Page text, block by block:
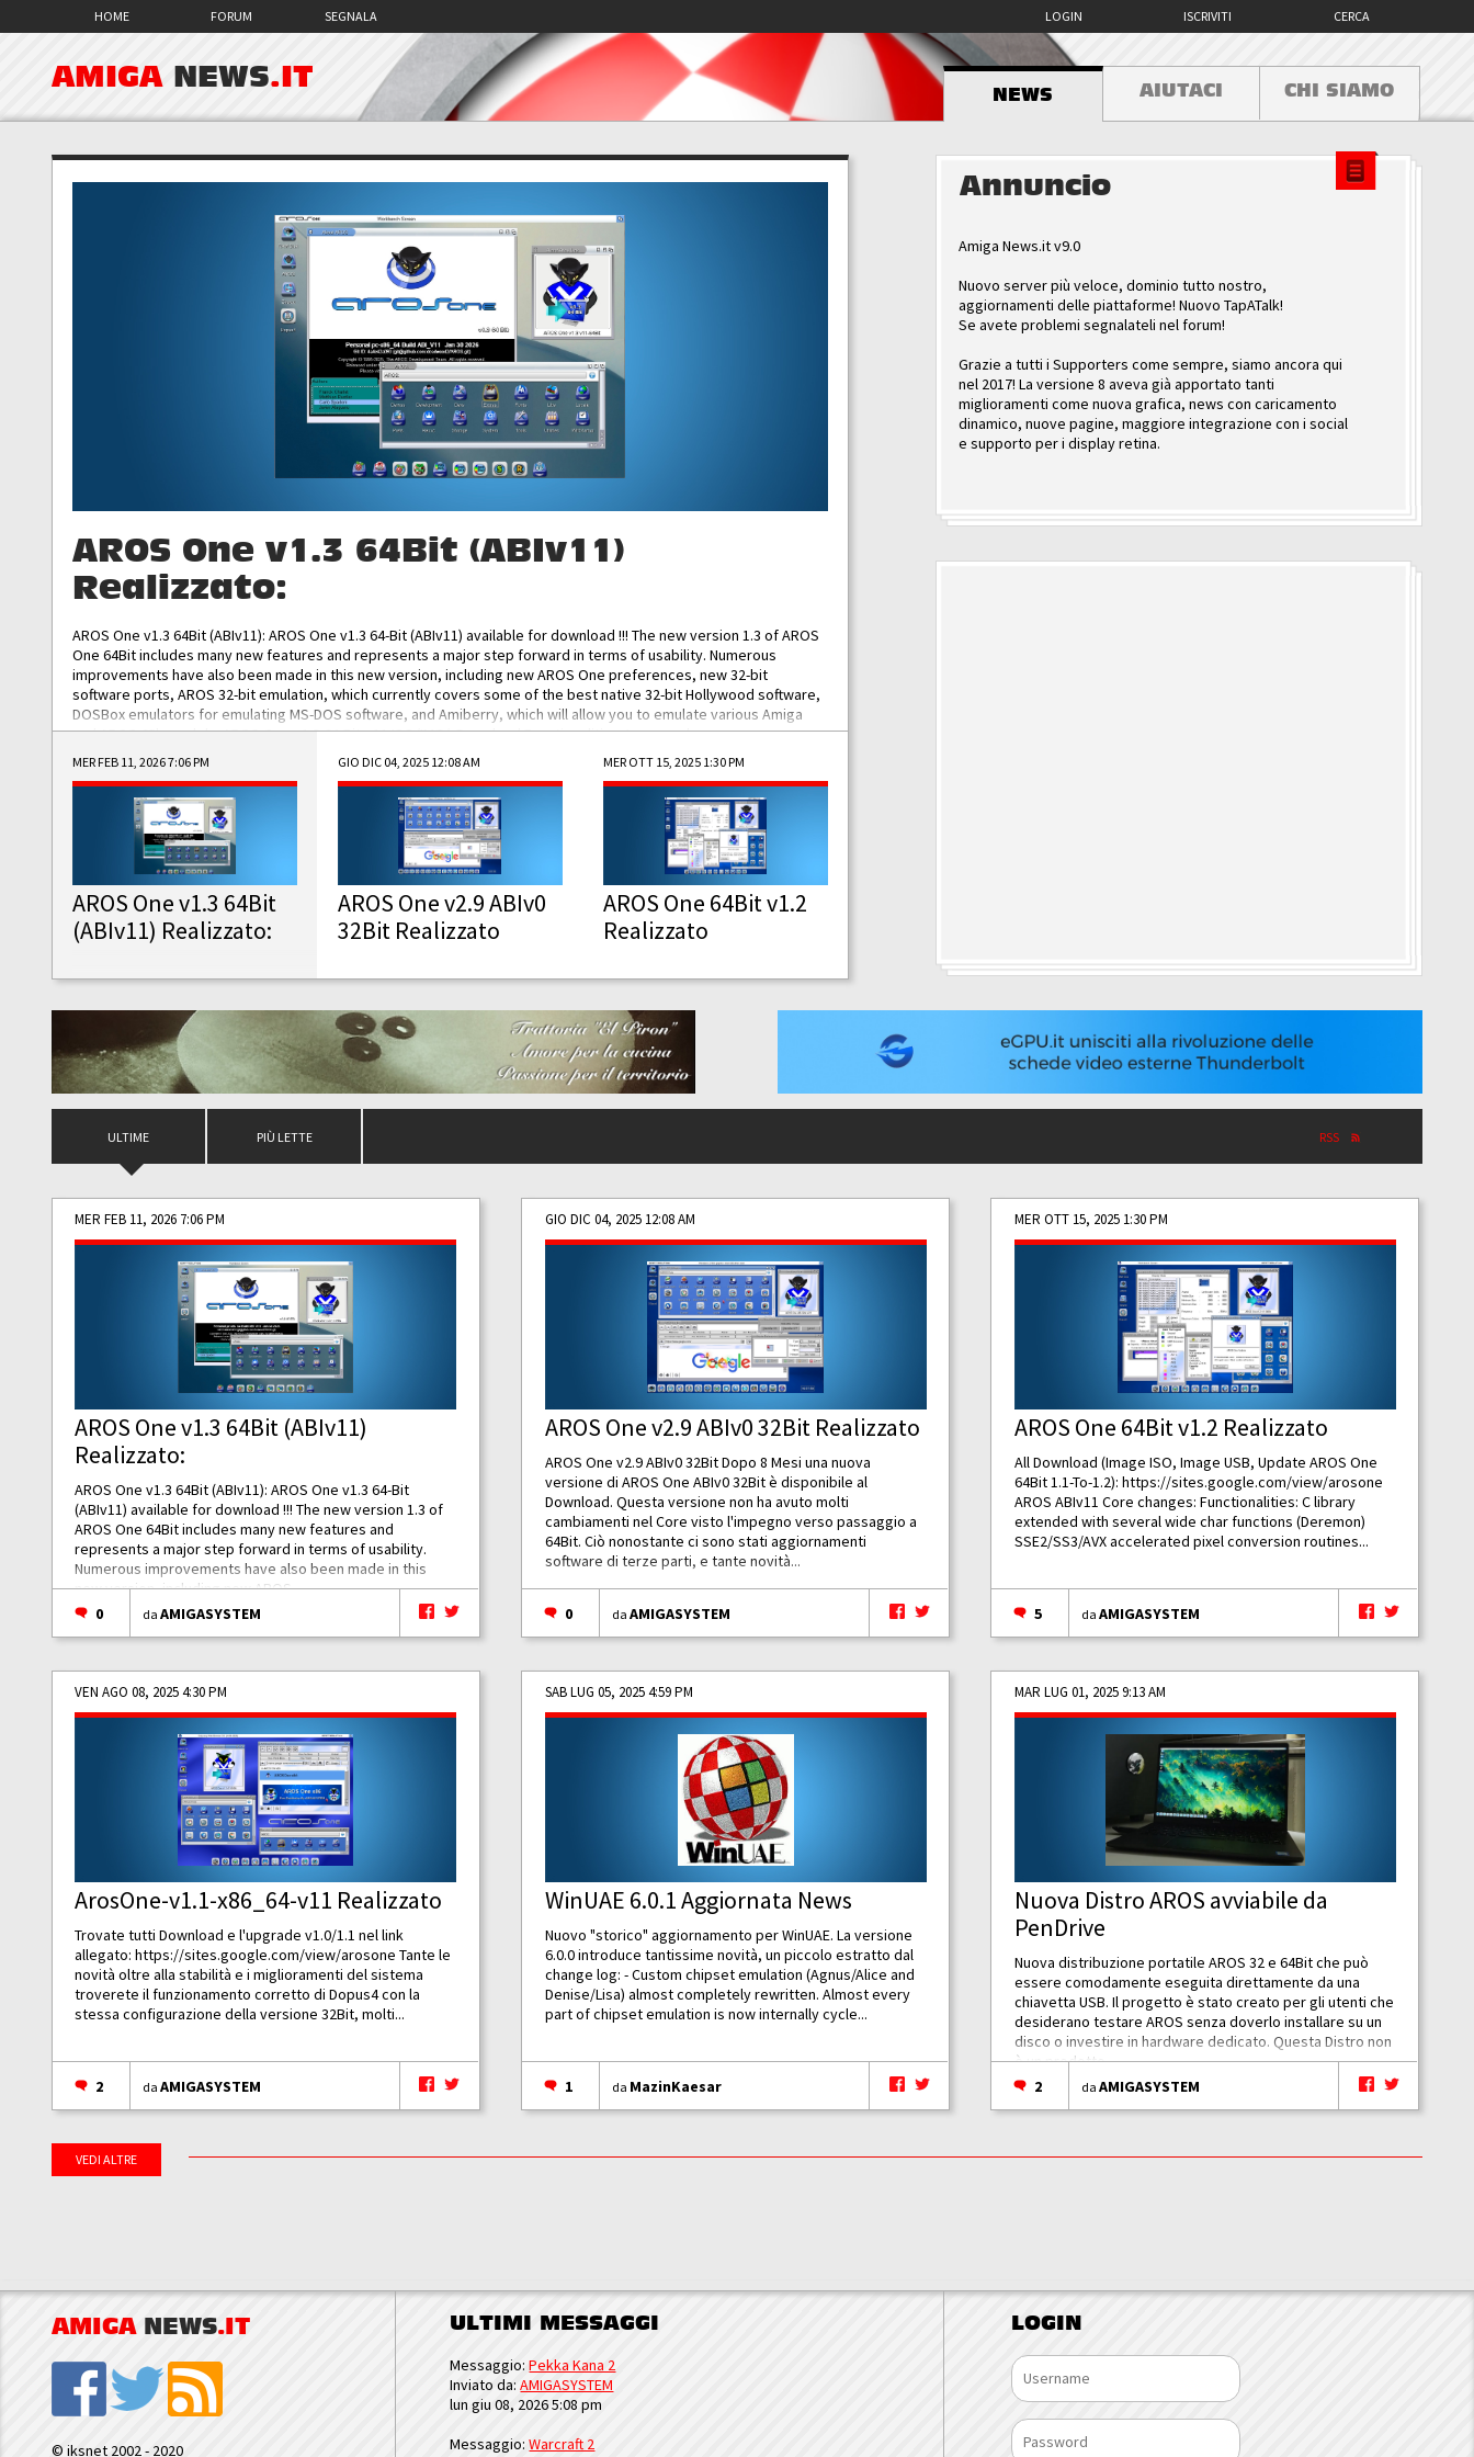
HOME FORUM SEGNALA CERCA
ISCRIVITI
LOGIN
AMIGA NEWS.IT
NEWS AIUTACI CHI SIAMO
AROS One v1.3 64Bit (ABIv11)
Realizzato:
AROS One v1.3 64Bit (ABIv11): AROS One v1.3 64-Bit (ABIv11) available for download !!! The new version 1.3 of AROS
One 64Bit includes many new features and represents a major step forward in terms of usability. Numerous
improvements have also been made in this new version, including new AROS One preferences, new 32-bit
software ports, AROS 32-bit emulation, which currently covers some of the best native 32-bit Hollywood software,
DOSBox emulators for emulating MS-DOS software, and Amiberry, which will allow you to emulate various Amiga
and AROS 68k models. AROS One v1.3 64-Bit-v11 ISO/IMG/: Download Functionalities: Improved...
MER FEB 11, 2026 7:06 PM
AROS One v1.3 64Bit
(ABIv11) Realizzato:
GIO DIC 04, 2025 12:08 AM
AROS One v2.9 ABIv0
32Bit Realizzato
MER OTT 15, 2025 1:30 PM
AROS One 64Bit v1.2
Realizzato
Annuncio
Amiga News.it v9.0
Nuovo server più veloce, dominio tutto nostro,
aggiornamenti delle piattaforme! Nuovo TapATalk!
Se avete problemi segnalateli nel forum!
Grazie a tutti i Supporters come sempre, siamo ancora qui
nel 2017! La versione 8 aveva già apportato tanti
miglioramenti come nuova grafica, news con caricamento
dinamico, nuove pagine, maggiore integrazione con i social
e supporto per i display retina.
ULTIME PIÙ LETTE RSS
MER FEB 11, 2026 7:06 PM
AROS One v1.3 64Bit (ABIv11)
Realizzato:
AROS One v1.3 64Bit (ABIv11): AROS One v1.3 64-Bit
(ABIv11) available for download !!! The new version 1.3 of
AROS One 64Bit includes many new features and
represents a major step forward in terms of usability.
Numerous improvements have also been made in this
new version, including new AROS...
0
daAMIGASYSTEM
GIO DIC 04, 2025 12:08 AM
AROS One v2.9 ABIv0 32Bit Realizzato
AROS One v2.9 ABIv0 32Bit Dopo 8 Mesi una nuova
versione di AROS One ABIv0 32Bit è disponibile al
Download. Questa versione non ha avuto molti
cambiamenti nel Core visto l'impegno verso passaggio a
64Bit. Ciò nonostante ci sono stati aggiornamenti
software di terze parti, e tante novità...
0 daAMIGASYSTEM
MER OTT 15, 2025 1:30 PM
AROS One 64Bit v1.2 Realizzato
All Download (Image ISO, Image USB, Update AROS One
64Bit 1.1-To-1.2): https://sites.google.com/view/arosone
AROS ABIv11 Core changes: Functionalities: C library
extended with several wide char functions (Deremon)
SSE2/SS3/AVX accelerated pixel conversion routines...
5 daAMIGASYSTEM
VEN AGO 08, 2025 4:30 PM
ArosOne-v1.1-x86_64-v11 Realizzato
Trovate tutti Download e l'upgrade v1.0/1.1 nel link
allegato:https://sites.google.com/view/arosone Tante le
novità oltre alla stabilità e i miglioramenti del sistema
troverete il funzionamento corretto di Dopus4 con la
stessa configurazione della versione 32Bit, molti...
2 daAMIGASYSTEM
SAB LUG 05, 2025 4:59 PM
WinUAE 6.0.1 Aggiornata News
Nuovo "storico" aggiornamento per WinUAE. La versione
6.0.0 introduce tantissime novità, un piccolo estratto dal
change log: - Custom chipset emulation (Agnus/Alice and
Denise/Lisa) almost completely rewritten. Almost every
part of chipset emulation is now internally cycle...
1 da MazinKaesar
MAR LUG 01, 2025 9:13 AM
Nuova Distro AROS avviabile da
PenDrive
Nuova distribuzione portatile AROS 32 e 64Bit che può
essere comodamente eseguita direttamente da una
chiavetta USB. Il progetto è stato creato per gli utenti che
desiderano testare AROS senza doverlo installare su un
disco o investire in hardware dedicato. Questa Distro non
è un prodotto...
2
daAMIGASYSTEM
VEDI ALTRE
AMIGA NEWS.IT
© iksnet 2002 - 2020
ULTIMI MESSAGGI
Messaggio:Pekka Kana 2
Inviato da:AMIGASYSTEM
lun giu 08, 2026 5:08 pm
Messaggio:Warcraft 2
LOGIN